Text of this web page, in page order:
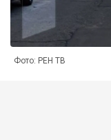
Фото: РЕН ТВ